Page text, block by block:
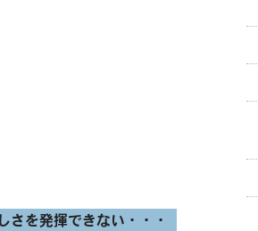
さを発揮できない・・・